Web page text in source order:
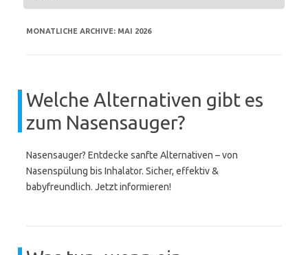
MONATLICHE ARCHIVE: MAI 2026
Welche Alternativen gibt es
zum Nasensauger?
Nasensauger? Entdecke sanfte Alternativen – von
Nasenspülung bis Inhalator. Sicher, effektiv &
babyfreundlich. Jetzt informieren!